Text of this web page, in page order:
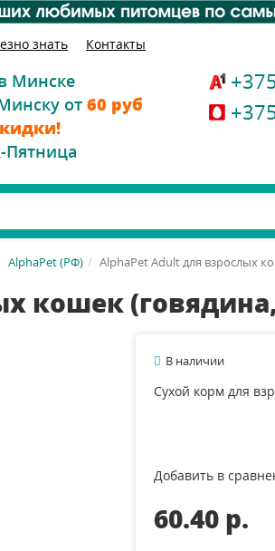
знать Контакты
Минске
от 60 руб
Пятница
AlphaPet (РФ) AlphaPet Adult для взрослых
кошек
В наличии
Сухой корм для
Добавить в
60.40 p.